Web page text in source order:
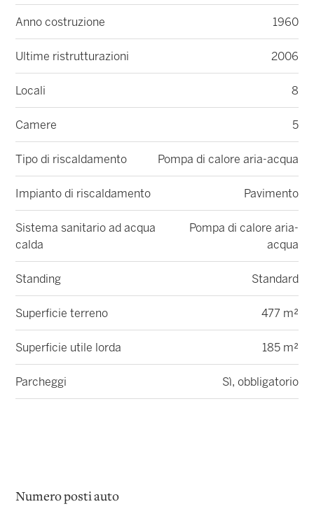
Anno costruzione 1960
Ultime ristrutturazioni 2006
Locali 8
Camere 5
Tipo di riscaldamento Pompa di calore aria-acqua
Impianto di riscaldamento Pavimento
Sistema sanitario ad acqua
calda
Pompa di calore aria-
acqua
Standing Standard
Superficie terreno 477 m²
Superficie utile lorda 185 m²
Parcheggi Sì, obbligatorio
Numero posti auto